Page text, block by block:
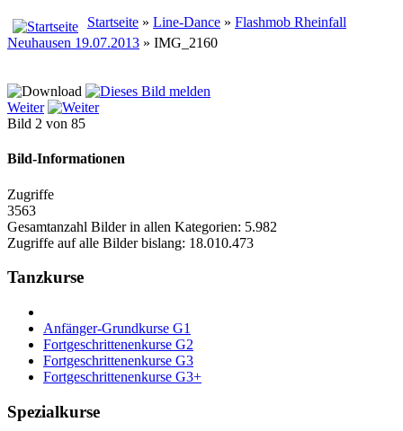
Startseite » Line-Dance » Flashmob Rheinfall
Neuhausen 19.07.2013 » IMG_2160
Weiter
Bild 2 von 85
Bild-Informationen
Zugriffe
3563
Gesamtanzahl Bilder in allen Kategorien: 5.982
Zugriffe auf alle Bilder bislang: 18.010.473
Tanzkurse
Anfänger-Grundkurse G1
Fortgeschrittenenkurse G2
Fortgeschrittenenkurse G3
Fortgeschrittenenkurse G3+
Spezialkurse